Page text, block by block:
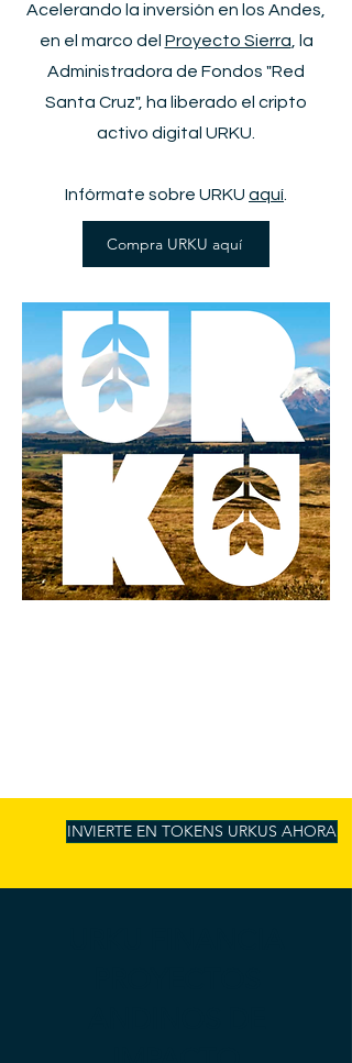
Acelerando la inversión en los Andes,
en el marco del Proyecto Sierra , la
Administradora de Fondos "Red
Santa Cruz", ha liberado el cripto
activo digital URKU.
Infórmate sobre URKU aquí
Compra URKU aquí
INVIERTE EN TOKENS URKUS AHORA